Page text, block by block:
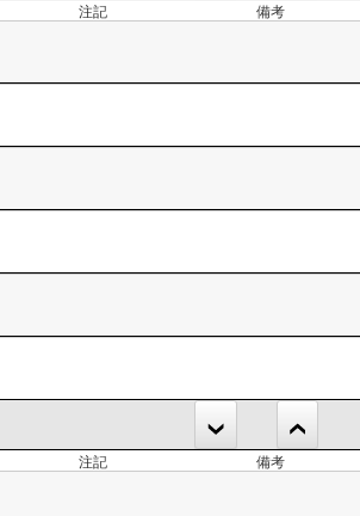
注記 備考
注記 備考